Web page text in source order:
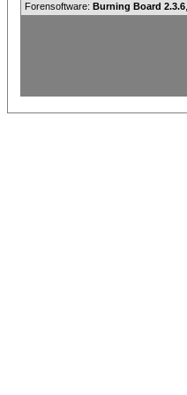
Forensoftware: Burning Board 2.3.6